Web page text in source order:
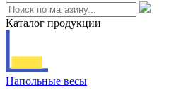
Каталог продукции
Напольные весы